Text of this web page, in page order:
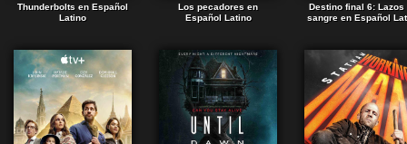
Thunderbolts en Español
Latino
Los pecadores en
Español Latino
Destino final 6: Lazos
sangre en Español